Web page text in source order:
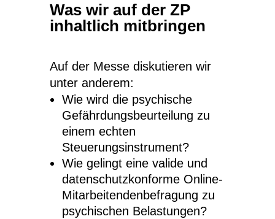
Was wir auf der ZP
inhaltlich mitbringen
Auf der Messe diskutieren wir
unter anderem:
Wie wird die psychische
Gefährdungsbeurteilung zu
einem echten
Steuerungsinstrument?
Wie gelingt eine valide und
datenschutzkonforme Online-
Mitarbeitendenbefragung zu
psychischen Belastungen?